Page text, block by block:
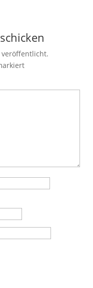
veröffentlicht.